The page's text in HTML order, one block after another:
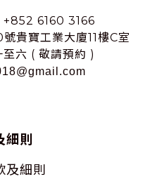
6160 3166
貴寶工業大廈11樓C室
六 ( 敬請預約 )
細則
及細則